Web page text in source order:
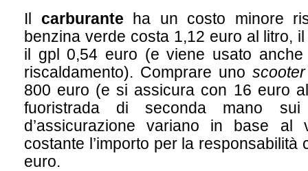
Il carburante ha un costo minore
benzina verde costa 1,12 euro al litro,
il gpl 0,54 euro (e viene usato
riscaldamento). Comprare uno scooter
800 euro (e si assicura con 16 euro
fuoristrada di seconda mano
d’assicurazione variano in base al
costante l’importo per la responsabilità
euro.